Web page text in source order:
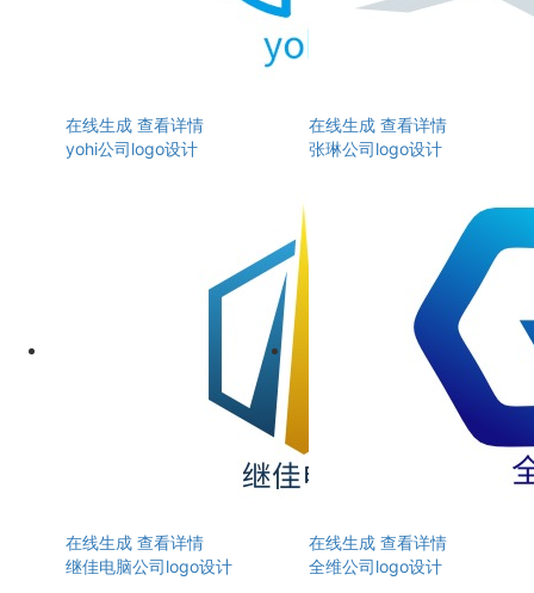
在线生成 查看详情
yohi公司logo设计
在线生成 查看详情
张琳公司logo设计
在线生成 查看详情
继佳电脑公司logo设计
在线生成 查看详情
全维公司logo设计